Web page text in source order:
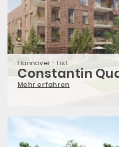
Hannover - List
Constantin
Mehr erfahren